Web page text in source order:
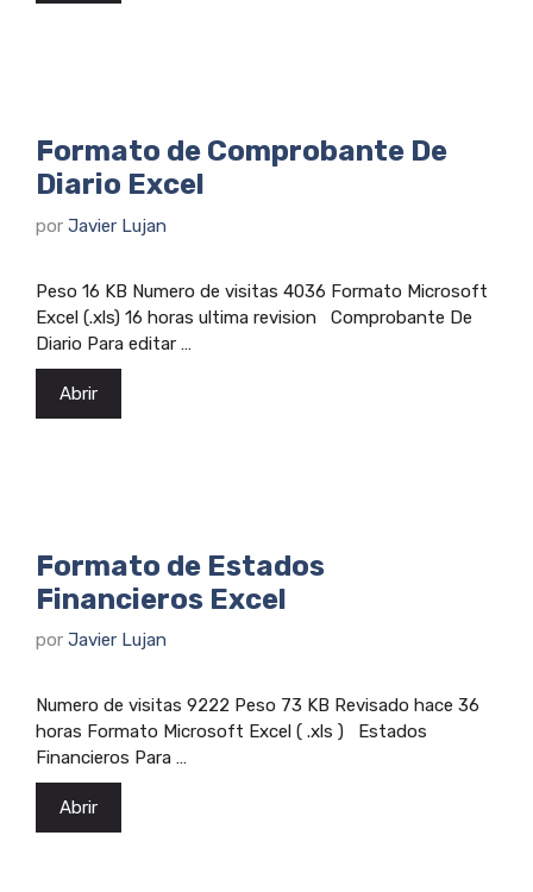
Formato de Comprobante De
Diario Excel
por Javier Lujan
Peso 16 KB Numero de visitas 4036 Formato Microsoft
Excel (.xls) 16 horas ultima revision Comprobante De
Diario Para editar …
Abrir
Formato de Estados
Financieros Excel
por Javier Lujan
Numero de visitas 9222 Peso 73 KB Revisado hace 36
horas Formato Microsoft Excel ( .xls ) Estados
Financieros Para …
Abrir